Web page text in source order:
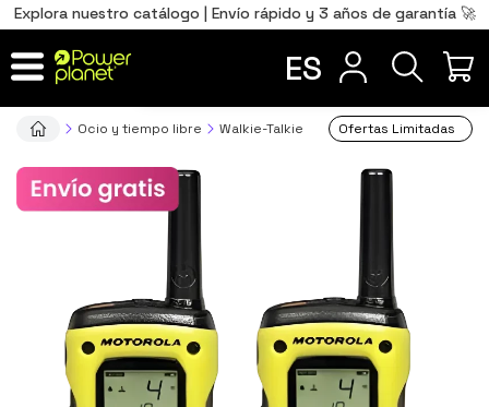
Explora nuestro catálogo | Envío rápido y 3 años de garantía 🚀
ES
Ocio y tiempo libre Walkie-Talkie Ofertas Limitadas
Total 0,00€
IR AL CARRITO
Português
PT
FR